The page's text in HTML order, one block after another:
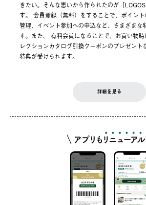
きたい。そんな思いから作られたのが「
す。 会員登録（無料）をすることで、ポイン
管理、イベント参加への申込など、さまざまな
す。また、 有料会員になることで、お買い物
レクションカタログ引換クーポンのプレゼント
特典が受けられます。
詳細を見る